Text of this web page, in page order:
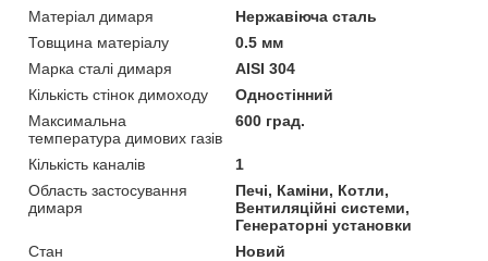
Матеріал димаря
Нержавіюча сталь
Товщина матеріалу
0.5 мм
Марка сталі димаря
AISI 304
Кількість стінок димоходу
Одностінний
Максимальна
температура димових газів
600 град.
Кількість каналів
1
Область застосування
димаря
Печі, Каміни, Котли,
Вентиляційні системи,
Генераторні установки
Стан
Новий